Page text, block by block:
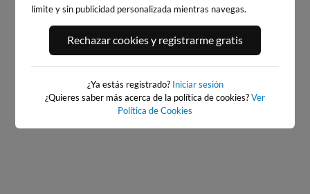
PORT ANDRATX
154km · Andratx
PLAYA EL MASNOU
0.0 m CHOPI
límite y sin publicidad personalizada mientras navegas.
Rechazar cookies y registrarme gratis
¿Ya estás registrado? Iniciar sesión
¿Quieres saber más acerca de la política de cookies?Ver
Política de Cookies